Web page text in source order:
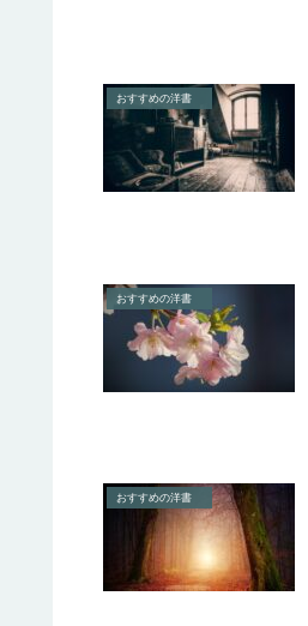
おすすめの洋書
おすすめの洋書
おすすめの洋書